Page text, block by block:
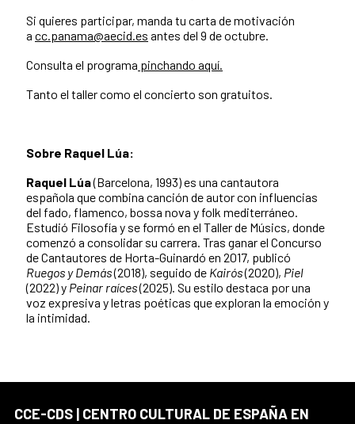
Si quieres participar, manda tu carta de motivación
a cc.panama@aecid.es antes del 9 de octubre.
Consulta el programa pinchando aquí.
Tanto el taller como el concierto son gratuitos.
Sobre Raquel Lúa:
Raquel Lúa(Barcelona, 1993) es una cantautora
española que combina canción de autor con influencias
del fado, flamenco, bossa nova y folk mediterráneo.
Estudió Filosofía y se formó en el Taller de Músics, donde
comenzó a consolidar su carrera. Tras ganar el Concurso
de Cantautores de Horta-Guinardó en 2017, publicó
Ruegos y Demás(2018), seguido de Kairós(2020), Piel
(2022) y Peinar raíces(2025). Su estilo destaca por una
voz expresiva y letras poéticas que exploran la emoción y
la intimidad.
CCE-CDS | CENTRO CULTURAL DE ESPAÑA EN